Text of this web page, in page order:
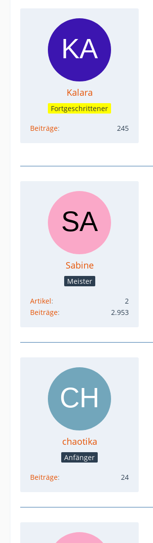
Kalara
Fortgeschrittener
Beiträge 245
Sabine
Meister
Artikel
2
Beiträge
2.953
chaotika
Anfänger
Beiträge 24